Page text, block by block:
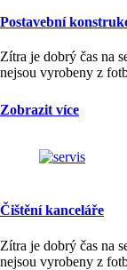
Postavební
Zítra je dobrý čas na
nejsou vyrobeny z
Zobrazit více
Čištění kanceláře
Zítra je dobrý čas na
nejsou vyrobeny z